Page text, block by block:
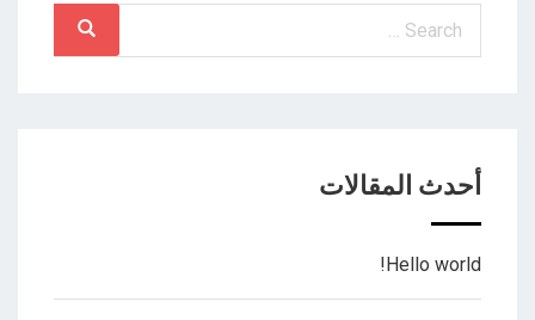
أحدث المقالات
Hello world!